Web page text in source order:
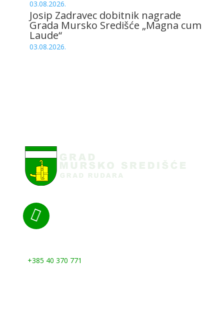
03.08.2026.
Josip Zadravec dobitnik nagrade
Grada Mursko Središće „Magna cum
Laude“
03.08.2026.

+385 40 370 771